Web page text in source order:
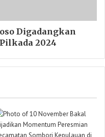
Digadangkan
2024